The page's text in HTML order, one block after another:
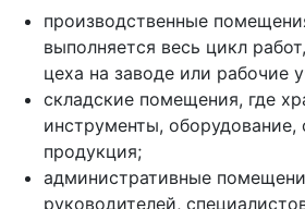
производственные
выполняется весь цикл
цеха на заводе или рабочие
складские помещения, где
инструменты, оборудование,
продукция;
административные
руководителей,